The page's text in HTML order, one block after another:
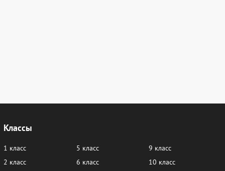
Классы
1 класс
2 класс
5 класс
6 класс
9 класс
10 класс